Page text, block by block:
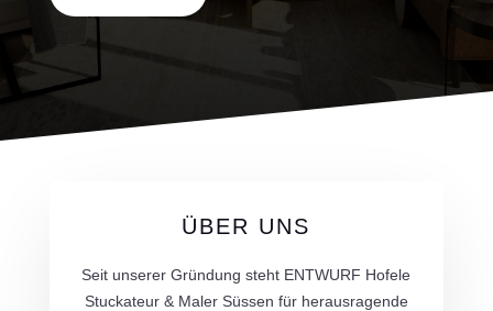
ÜBER UNS
Seit unserer Gründung steht ENTWURF Hofele
Stuckateur & Maler Süssen für herausragende